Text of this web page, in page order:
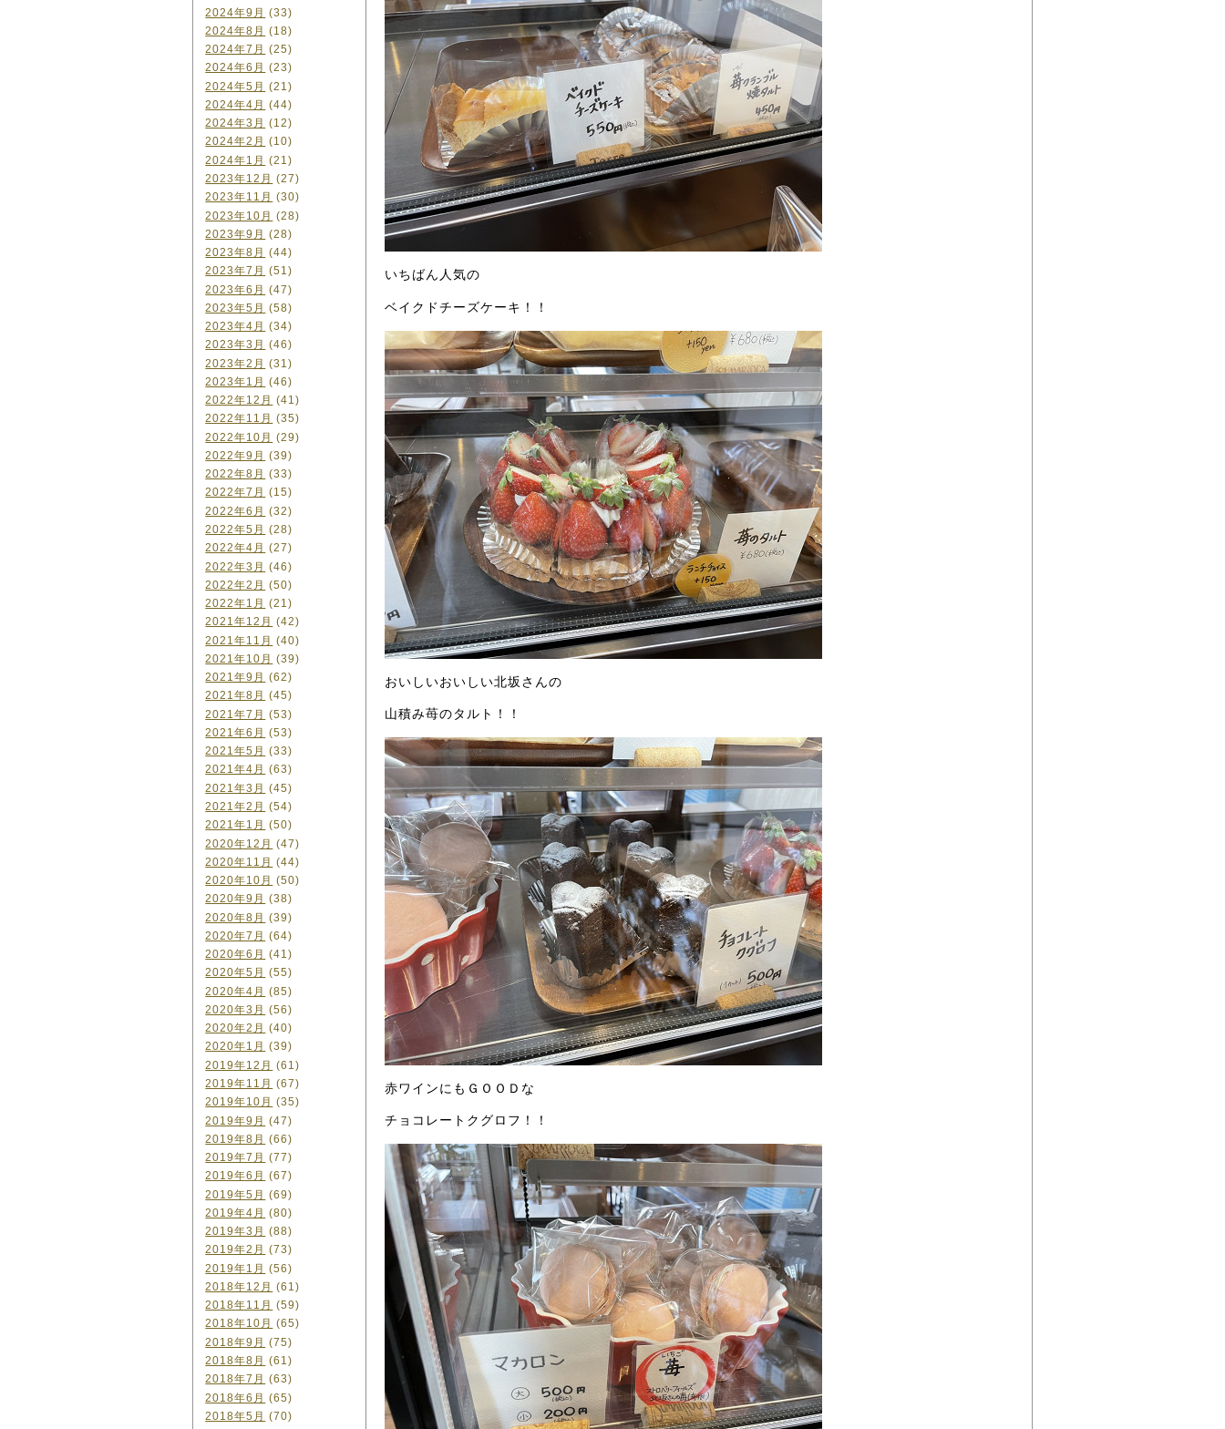
いちばん人気の
ベイクドチーズケーキ！！
おいしいおいしい北坂さんの
山積み苺のタルト！！
赤ワインにもＧＯＯＤな
チョコレートクグロフ！！
2024年9月 (33)
2024年8月 (18)
2024年7月 (25)
2024年6月 (23)
2024年5月 (21)
2024年4月 (44)
2024年3月 (12)
2024年2月 (10)
2024年1月 (21)
2023年12月 (27)
2023年11月 (30)
2023年10月 (28)
2023年9月 (28)
2023年8月 (44)
2023年7月 (51)
2023年6月 (47)
2023年5月 (58)
2023年4月 (34)
2023年3月 (46)
2023年2月 (31)
2023年1月 (46)
2022年12月 (41)
2022年11月 (35)
2022年10月 (29)
2022年9月 (39)
2022年8月 (33)
2022年7月 (15)
2022年6月 (32)
2022年5月 (28)
2022年4月 (27)
2022年3月 (46)
2022年2月 (50)
2022年1月 (21)
2021年12月 (42)
2021年11月 (40)
2021年10月 (39)
2021年9月 (62)
2021年8月 (45)
2021年7月 (53)
2021年6月 (53)
2021年5月 (33)
2021年4月 (63)
2021年3月 (45)
2021年2月 (54)
2021年1月 (50)
2020年12月 (47)
2020年11月 (44)
2020年10月 (50)
2020年9月 (38)
2020年8月 (39)
2020年7月 (64)
2020年6月 (41)
2020年5月 (55)
2020年4月 (85)
2020年3月 (56)
2020年2月 (40)
2020年1月 (39)
2019年12月 (61)
2019年11月 (67)
2019年10月 (35)
2019年9月 (47)
2019年8月 (66)
2019年7月 (77)
2019年6月 (67)
2019年5月 (69)
2019年4月 (80)
2019年3月 (88)
2019年2月 (73)
2019年1月 (56)
2018年12月 (61)
2018年11月 (59)
2018年10月 (65)
2018年9月 (75)
2018年8月 (61)
2018年7月 (63)
2018年6月 (65)
2018年5月 (70)